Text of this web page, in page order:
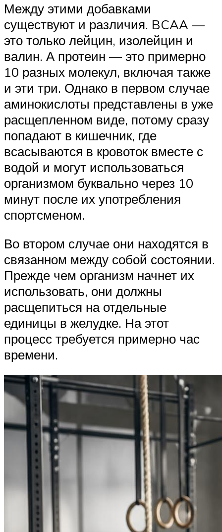
Между этими добавками
существуют и различия. BCAA —
это только лейцин, изолейцин и
валин. А протеин — это примерно
10 разных молекул, включая также
и эти три. Однако в первом случае
аминокислоты представлены в уже
расщепленном виде, потому сразу
попадают в кишечник, где
всасываются в кровоток вместе с
водой и могут использоваться
организмом буквально через 10
минут после их употребления
спортсменом.
Во втором случае они находятся в
связанном между собой состоянии.
Прежде чем организм начнет их
использовать, они должны
расщепиться на отдельные
единицы в желудке. На этот
процесс требуется примерно час
времени.